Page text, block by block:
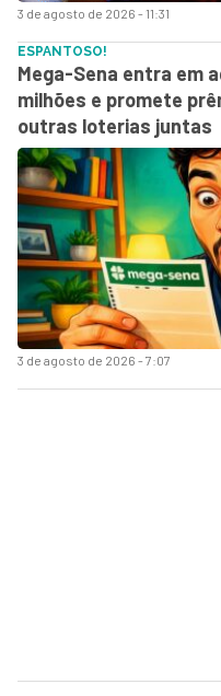
3 de agosto de 2026 - 11:31
3 de agosto de 2026 - 7:07
ESPANTOSO!
Mega-Sena entra em
milhões e promete
outras loterias juntas